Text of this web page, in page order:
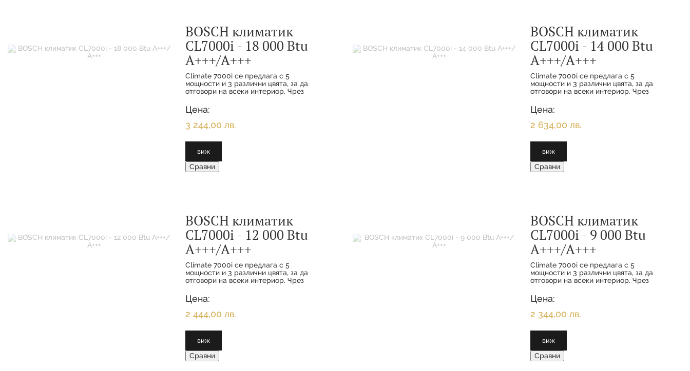
BOSCH климатик
CL7000i - 18 000 Btu
А+++/А+++
Climate 7000i се предлага с 5
мощности и 3 различни цвята, за да
отговори на всеки интериор. Чрез
интелигентното свързване вашите
клиенти се наслаждават на
максимално удобство с
Цена:
3 244,00 лв.
виж
Сравни
BOSCH климатик
CL7000i - 14 000 Btu
А+++/А+++
Climate 7000i се предлага с 5
мощности и 3 различни цвята, за да
отговори на всеки интериор. Чрез
интелигентното свързване вашите
клиенти се наслаждават на
максимално удобство с
Цена:
2 634,00 лв.
виж
Сравни
BOSCH климатик
CL7000i - 12 000 Btu
А+++/А+++
Climate 7000i се предлага с 5
мощности и 3 различни цвята, за да
отговори на всеки интериор. Чрез
интелигентното свързване вашите
клиенти се наслаждават на
максимално удобство с
Цена:
2 444,00 лв.
виж
Сравни
BOSCH климатик
CL7000i - 9 000 Btu
А+++/А+++
Climate 7000i се предлага с 5
мощности и 3 различни цвята, за да
отговори на всеки интериор. Чрез
интелигентното свързване вашите
клиенти се наслаждават на
максимално удобство с
Цена:
2 344,00 лв.
виж
Сравни